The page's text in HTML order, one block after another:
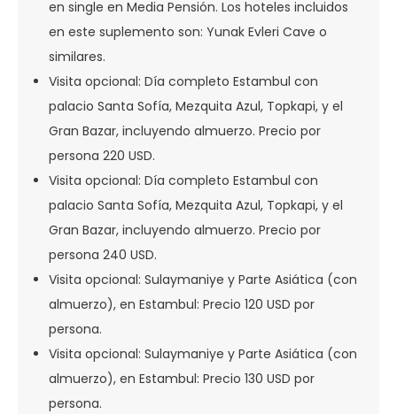
en single en Media Pensión. Los hoteles incluidos
en este suplemento son: Yunak Evleri Cave o
similares.
Visita opcional: Día completo Estambul con
palacio Santa Sofía, Mezquita Azul, Topkapi, y el
Gran Bazar, incluyendo almuerzo. Precio por
persona 220 USD.
Visita opcional: Día completo Estambul con
palacio Santa Sofía, Mezquita Azul, Topkapi, y el
Gran Bazar, incluyendo almuerzo. Precio por
persona 240 USD.
Visita opcional: Sulaymaniye y Parte Asiática (con
almuerzo), en Estambul: Precio 120 USD por
persona.
Visita opcional: Sulaymaniye y Parte Asiática (con
almuerzo), en Estambul: Precio 130 USD por
persona.